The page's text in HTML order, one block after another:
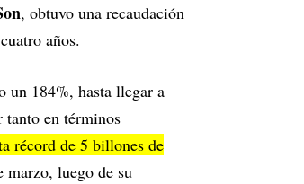
, obtuvo una recaudación
años.
un 184%, hasta llegar a
en términos
récord de 5 billones de
marzo, luego de su